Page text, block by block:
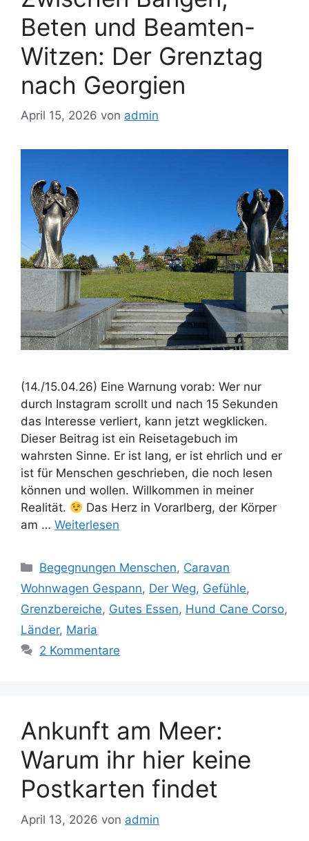
Beten und Beamten-
Witzen: Der Grenztag
nach Georgien
April 15, 2026 von admin
(14./15.04.26) Eine Warnung vorab: Wer nur
durch Instagram scrollt und nach 15 Sekunden
das Interesse verliert, kann jetzt wegklicken.
Dieser Beitrag ist ein Reisetagebuch im
wahrsten Sinne. Er ist lang, er ist ehrlich und er
ist für Menschen geschrieben, die noch lesen
können und wollen. Willkommen in meiner
Realität.
Das Herz in Vorarlberg, der Körper
am … Weiterlesen
Kategorien
Begegnungen Menschen, Caravan
Wohnwagen Gespann, Der Weg, Gefühle,
Grenzbereiche, Gutes Essen, Hund Cane Corso,
Länder, Maria
2 Kommentare
Ankunft am Meer:
Warum ihr hier keine
Postkarten findet
April 13, 2026 von admin